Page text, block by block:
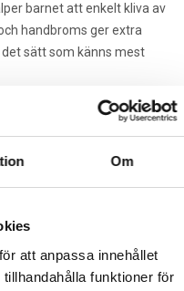
Om
att anpassa innehållet
funktioner för
barnet att enkelt kliva av
handbroms ger extra
sätt som känns mest
Embla 16 tum
smidig att styra och enkel
reflexdäck ger bra
med klicksystem,
och skärmar ingår.
års användning